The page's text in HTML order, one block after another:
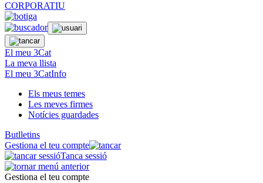
CORPORATIU
El meu 3Cat
La meva llista
El meu 3CatInfo
Els meus temes
Les meves firmes
Notícies guardades
Butlletins
Gestiona el teu compte
Tanca sessió
Gestiona el teu compte